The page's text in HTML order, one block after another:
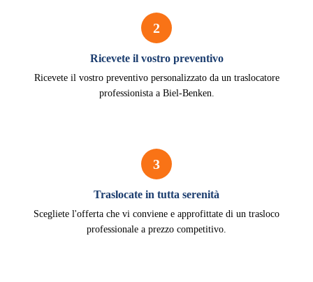
2
Ricevete il vostro preventivo
Ricevete il vostro preventivo personalizzato da un traslocatore
professionista a Biel-Benken.
3
Traslocate in tutta serenità
Scegliete l'offerta che vi conviene e approfittate di un trasloco
professionale a prezzo competitivo.